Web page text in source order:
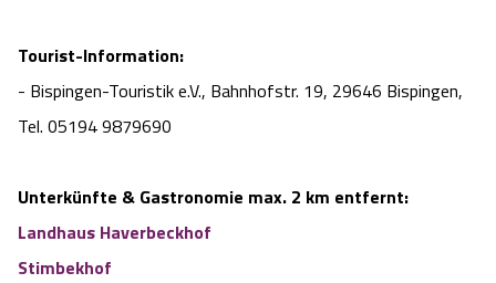
Tourist-Information:
- Bispingen-Touristik e.V., Bahnhofstr. 19, 29646 Bispingen,
Tel. 05194 9879690
Unterkünfte & Gastronomie max. 2 km entfernt:
Landhaus Haverbeckhof
Stimbekhof